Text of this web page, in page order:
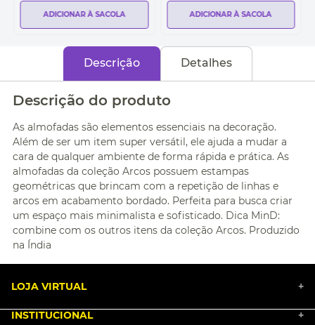
ADICIONAR À SACOLA ADICIONAR À SACOLA
Descrição Detalhes
Descrição do produto
As almofadas são elementos essenciais na decoração.
Além de ser um item super versátil, ele ajuda a mudar a
cara de qualquer ambiente de forma rápida e prática. As
almofadas da coleção Arcos possuem estampas
geométricas que brincam com a repetição de linhas e
arcos em acabamento bordado. Perfeita para busca criar
um espaço mais minimalista e sofisticado. Dica MinD:
combine com os outros itens da coleção Arcos. Produzido
na Índia
LOJA VIRTUAL +
INSTITUCIONAL +